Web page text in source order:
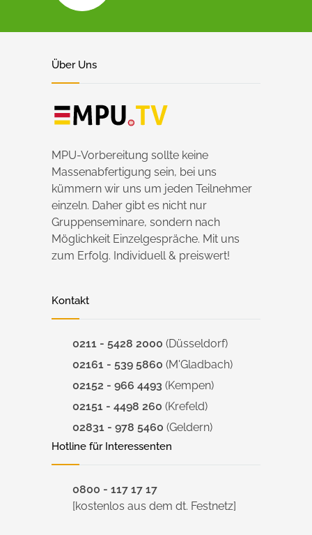
Über Uns
MPU-Vorbereitung sollte keine
Massenabfertigung sein, bei uns
kümmern wir uns um jeden Teilnehmer
einzeln. Daher gibt es nicht nur
Gruppenseminare, sondern nach
Möglichkeit Einzelgespräche. Mit uns
zum Erfolg. Individuell & preiswert!
Kontakt
0211 - 5428 2000 (Düsseldorf)
02161 - 539 5860 (M'Gladbach)
02152 - 966 4493 (Kempen)
02151 - 4498 260 (Krefeld)
02831 - 978 5460 (Geldern)
Hotline für Interessenten
0800 - 117 17 17
[kostenlos aus dem dt. Festnetz]